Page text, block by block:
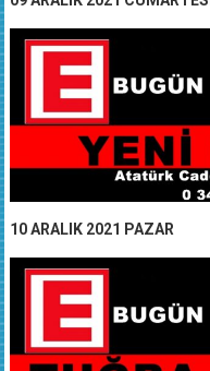
10 ARALIK 2021 PAZAR